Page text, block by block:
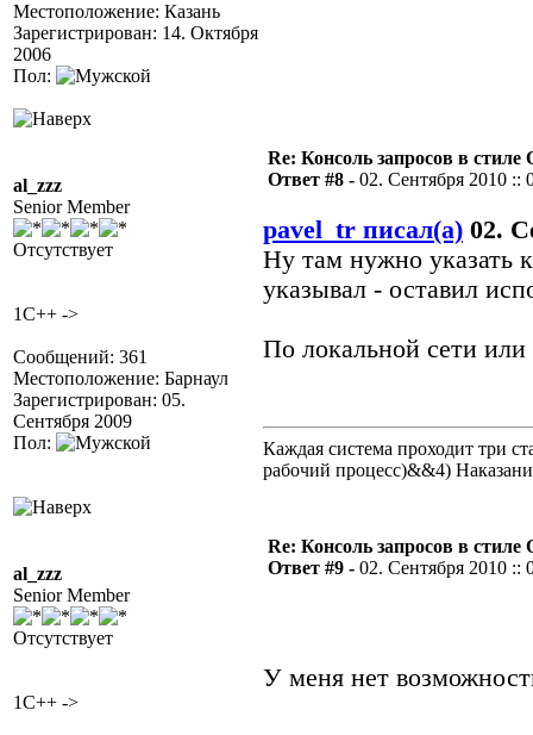
Местоположение: Казань
Зарегистрирован: 14. Октября
2006
Пол:
al_zzz
Senior Member
Отсутствует
1C++ ->
Сообщений: 361
Местоположение: Барнаул
Зарегистрирован: 05.
Сентября 2009
Пол:
Re: Консоль запросов в стиле
Ответ #8 - 02. Сентября 2010 ::
pavel_tr писал(а) 02.
Ну там нужно указать
указывал - оставил
По локальной сети или
Каждая система проходит три
рабочий процесс)&&4)
al_zzz
Senior Member
Отсутствует
1C++ ->
Re: Консоль запросов в стиле
Ответ #9 - 02. Сентября 2010 ::
У меня нет